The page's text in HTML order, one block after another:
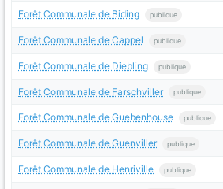
Forêt Communale de Biding publique
Forêt Communale de Cappel publique
Forêt Communale de Diebling publique
Forêt Communale de Farschviller publique
Forêt Communale de Guebenhouse publique
Forêt Communale de Guenviller publique
Forêt Communale de Henriville publique